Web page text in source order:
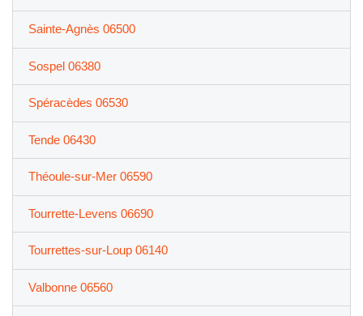
Sainte-Agnès 06500
Sospel 06380
Spéracèdes 06530
Tende 06430
Théoule-sur-Mer 06590
Tourrette-Levens 06690
Tourrettes-sur-Loup 06140
Valbonne 06560